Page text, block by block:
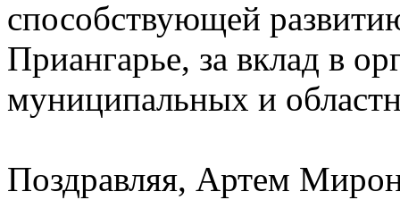
способствующей
Приангарье, за вклад в
муниципальных и
Поздравляя, Артем